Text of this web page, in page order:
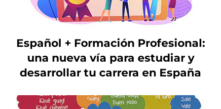
Español + Formación Profesional:
una nueva vía para estudiar y
desarrollar tu carrera en España